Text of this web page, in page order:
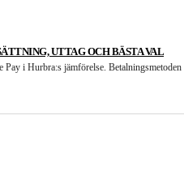
UTTAG OCH BÄSTA VAL
Pay i Hurbra:s jämförelse. Betalningsmetoden